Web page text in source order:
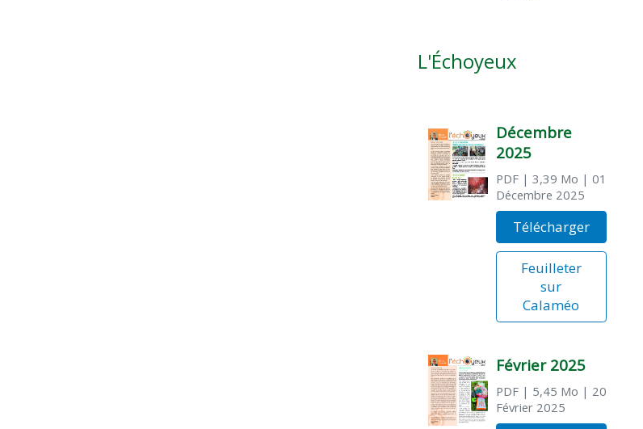
L'Échoyeux
Décembre
2025
PDF| 3,39 Mo | 01
Décembre 2025
Télécharger
Feuilleter
sur
Calaméo
Février 2025
PDF| 5,45 Mo | 20
Février 2025